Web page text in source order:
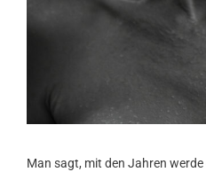
Man sagt, mit den Jahren